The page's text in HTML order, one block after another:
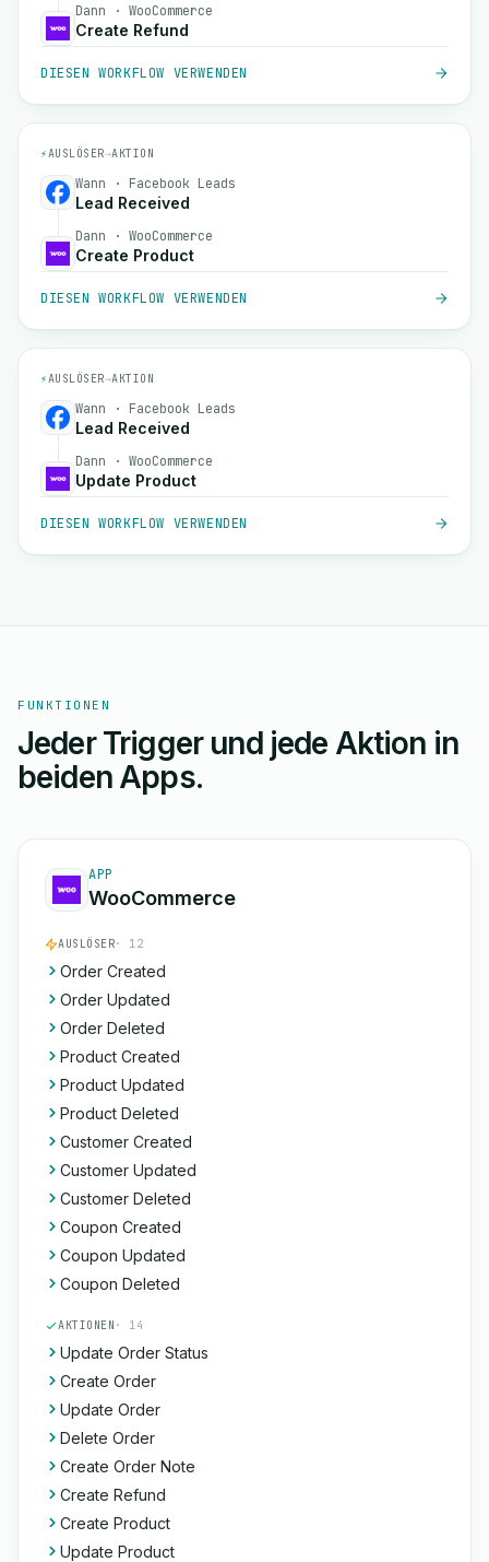
Dann · WooCommerce
Create Refund
DIESEN WORKFLOW VERWENDEN
⚡AUSLÖSER→AKTION
Wann · Facebook Leads
Lead Received
Dann · WooCommerce
Create Product
DIESEN WORKFLOW VERWENDEN
⚡AUSLÖSER→AKTION
Wann · Facebook Leads
Lead Received
Dann · WooCommerce
Update Product
DIESEN WORKFLOW VERWENDEN
FUNKTIONEN
Jeder Trigger und jede Aktion in
beiden Apps.
APP
WooCommerce
AUSLÖSER· 12
Order Created
Order Updated
Order Deleted
Product Created
Product Updated
Product Deleted
Customer Created
Customer Updated
Customer Deleted
Coupon Created
Coupon Updated
Coupon Deleted
AKTIONEN · 14
Update Order Status
Create Order
Update Order
Delete Order
Create Order Note
Create Refund
Create Product
Update Product